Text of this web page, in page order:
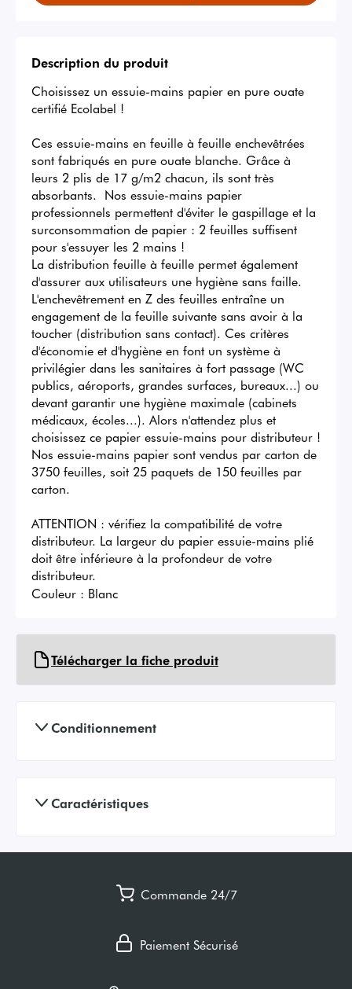
Description du produit
Choisissez un essuie-mains papier en pure ouate
certifié Ecolabel !
Ces essuie-mains en feuille à feuille enchevêtrées
sont fabriqués en pure ouate blanche. Grâce à
leurs 2 plis de 17 g/m2 chacun, ils sont très
absorbants.  Nos essuie-mains papier
professionnels permettent d'éviter le gaspillage et la
surconsommation de papier : 2 feuilles suffisent
pour s'essuyer les 2 mains !
La distribution feuille à feuille permet également
d'assurer aux utilisateurs une hygiène sans faille.
L'enchevêtrement en Z des feuilles entraîne un
engagement de la feuille suivante sans avoir à la
toucher (distribution sans contact). Ces critères
d'économie et d'hygiène en font un système à
privilégier dans les sanitaires à fort passage (WC
publics, aéroports, grandes surfaces, bureaux...) ou
devant garantir une hygiène maximale (cabinets
médicaux, écoles...). Alors n'attendez plus et
choisissez ce papier essuie-mains pour distributeur !
Nos essuie-mains papier sont vendus par carton de
3750 feuilles, soit 25 paquets de 150 feuilles par
carton.
ATTENTION : vérifiez la compatibilité de votre
distributeur. La largeur du papier essuie-mains plié
doit être inférieure à la profondeur de votre
distributeur.
Couleur : Blanc
Télécharger la fiche produit
Conditionnement
Caractéristiques
Commande 24/7
Paiement Sécurisé